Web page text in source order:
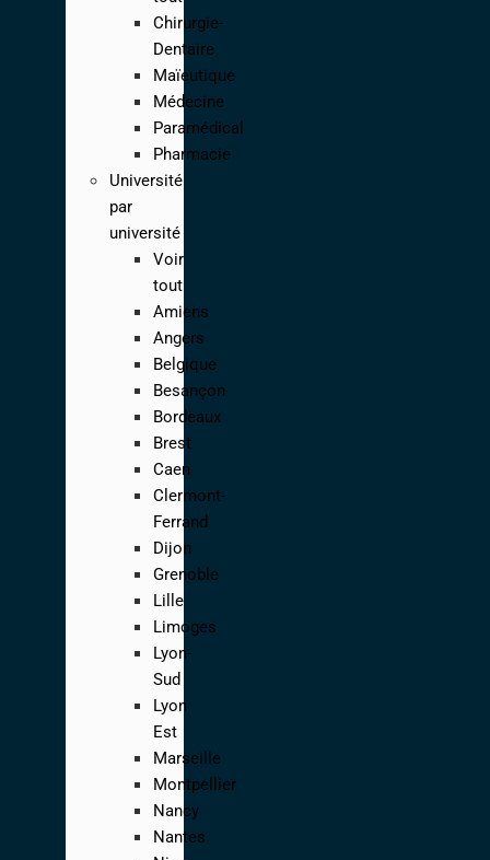
Chirurgie-
Dentaire
Maïeutique
Médecine
Paramédical
Pharmacie
Université
par
université
Voir
tout
Amiens
Angers
Belgique
Besançon
Bordeaux
Brest
Caen
Clermont-
Ferrand
Dijon
Grenoble
Lille
Limoges
Lyon-
Sud
Lyon
Est
Marseille
Montpellier
Nancy
Nantes